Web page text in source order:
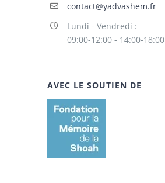
contact@yadvashem.fr
Lundi - Vendredi :
09:00-12:00 - 14:00-18:00
AVEC LE SOUTIEN DE